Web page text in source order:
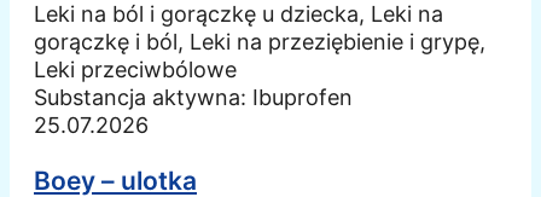
Leki na ból i gorączkę u dziecka, Leki na
gorączkę i ból, Leki na przeziębienie i grypę,
Leki przeciwbólowe
Substancja aktywna: Ibuprofen
25.07.2026
Boey – ulotka